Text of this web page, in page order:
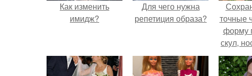
Как изменить
имидж?
Для чего нужна
репетиция образа?
точные
форму
скул,